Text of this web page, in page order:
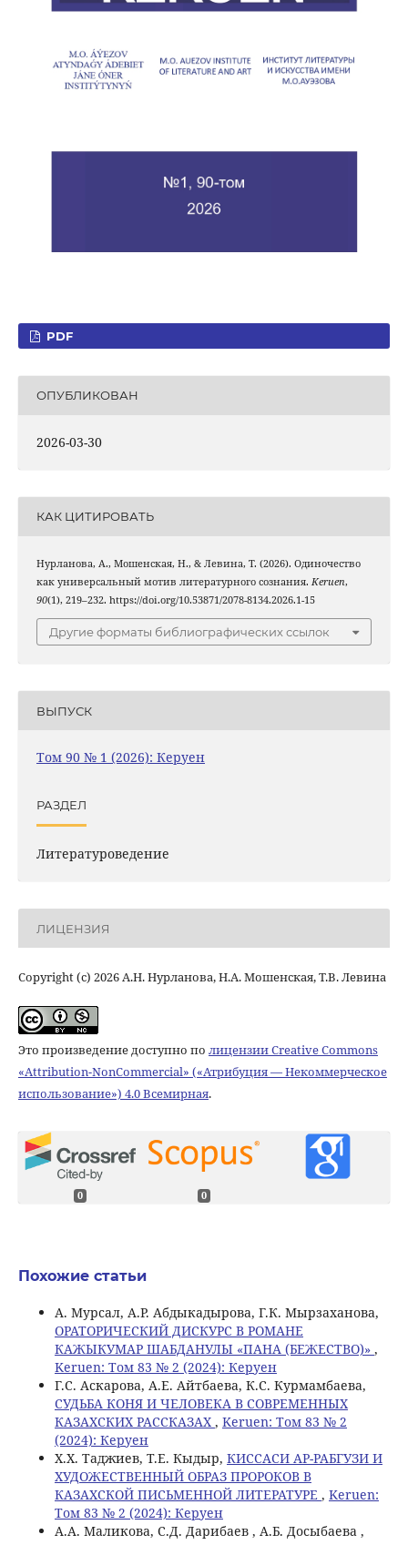
PDF
ОПУБЛИКОВАН
2026-03-30
КАК ЦИТИРОВАТЬ
Нурланова, А., Мошенская, Н., & Левина, Т. (2026). Одиночество
как универсальный мотив литературного сознания. Keruen,
90(1), 219–232. https://doi.org/10.53871/2078-8134.2026.1-15
Другие форматы библиографических ссылок
ВЫПУСК
Том 90 № 1 (2026): Керуен
РАЗДЕЛ
Литературоведение
ЛИЦЕНЗИЯ
Copyright (c) 2026 А.Н. Нурланова, Н.А. Мошенская, Т.В. Левина
Это произведение доступно по лицензии Creative Commons
«Attribution-NonCommercial» («Атрибуция — Некоммерческое
использование») 4.0 Всемирная.
0 0
Похожие статьи
А. Мурсал, А.Р. Абдыкадырова, Г.К. Мырзаханова,
ОРАТОРИЧЕСКИЙ ДИСКУРС В РОМАНЕ
КАЖЫКУМАР ШАБДАНУЛЫ «ПАНА (БЕЖЕСТВО)» ,
Keruen: Том 83 № 2 (2024): Керуен
Г.С. Аскарова, A.E. Айтбаева, К.С. Курмамбаева,
СУДЬБА КОНЯ И ЧЕЛОВЕКА В СОВРЕМЕННЫХ
КАЗАХСКИХ РАССКАЗАХ , Keruen: Том 83 № 2
(2024): Керуен
Х.Х. Таджиев, Т.Е. Кыдыр, КИССАСИ АР-РАБГУЗИ И
ХУДОЖЕСТВЕННЫЙ ОБРАЗ ПРОРОКОВ В
КАЗАХСКОЙ ПИСЬМЕННОЙ ЛИТЕРАТУРЕ , Keruen:
Том 83 № 2 (2024): Керуен
A.A. Маликова, С.Д. Дарибаев , А.Б. Досыбаева ,